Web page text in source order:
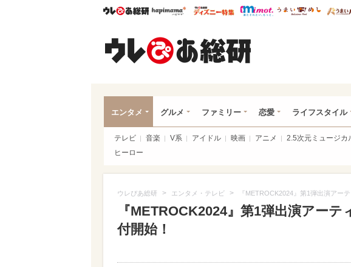
ウレぴあ総研ハピママ* ウレぴあ総研 ディズニー特
mimot. うまい
エンタメ グルメ ファミリー 恋愛 ライフスタイル
テレビ 音楽 V系 アイドル 映画 アニメ 2.5次元ミュージカ
ヒーロー
ウレぴあ総研 > エンタメ・テレビ > 『METROCK2024』第1弾出演アー
『METROCK2024』第1弾出演アー
付開始！